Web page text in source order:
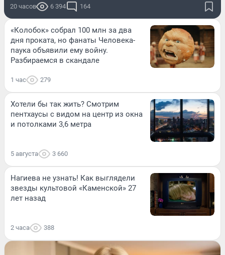
20 часов 6 394 164
«Колобок» собрал 100 млн за два
дня проката, но фанаты Человека-
паука объявили ему войну.
Разбираемся в скандале
1 час 279
Хотели бы так жить? Смотрим
пентхаусы с видом на центр из окна
и потолками 3,6 метра
5 августа 3 660
Нагиева не узнать! Как выглядели
звезды культовой «Каменской» 27
лет назад
2 часа 388